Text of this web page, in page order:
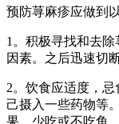
预防荨麻疹应做到
1。积极寻找和去
因素。之后迅速切
2。饮食应适度，
己摄入一些药物等
果，少吃或不吃鱼